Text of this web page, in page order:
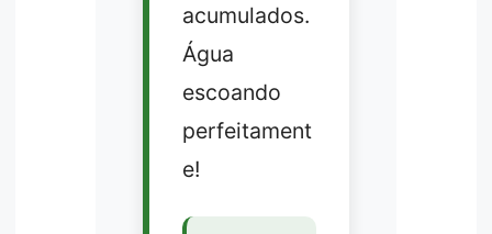
acumulados.
Água
escoando
perfeitament
e!